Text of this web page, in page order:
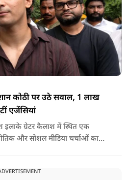
कोठी पर उठे सवाल, 1 लाख
एजेंसियां
इलाके ग्रेटर कैलाश में स्थित एक
और सोशल मीडिया चर्चाओं का